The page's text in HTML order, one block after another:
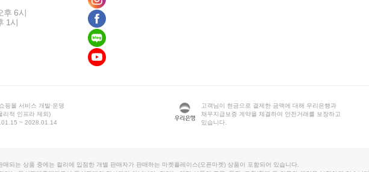
후 6시
1시
핑몰 서비스 개발·운영
리적 인프라 제외)
~ 2028.01.14
고객님이 현금으로 결제한 금액에 대해 우리은행과
채무지급보증 계약을 체결하여 안전거래를 보장하고
있습니다.
매되는 상품 중에는 컬리에 입점한 개별 판매자가 판매하는 마켓플레이스(오픈마켓) 상품이 포함되어 있습니다.